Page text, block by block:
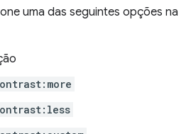
uma das seguintes opções na